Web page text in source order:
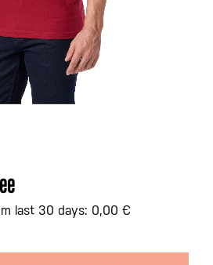
last 30 days: 0,00 €